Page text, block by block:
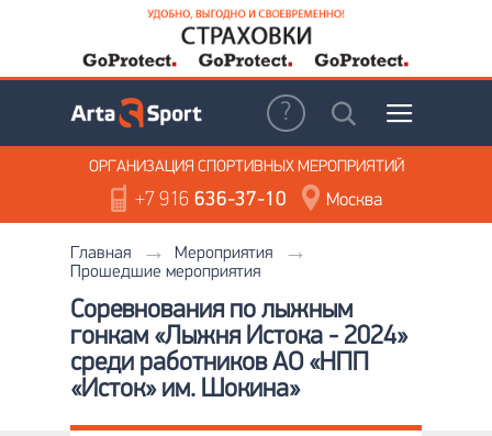
ОРГАНИЗАЦИЯ СПОРТИВНЫХ МЕРОПРИЯТИЙ
+7 916636-37-10 Москва
Главная
Мероприятия
Прошедшие мероприятия
Соревнования по лыжным
гонкам «Лыжня Истока - 2024»
среди работников АО «НПП
«Исток» им. Шокина»